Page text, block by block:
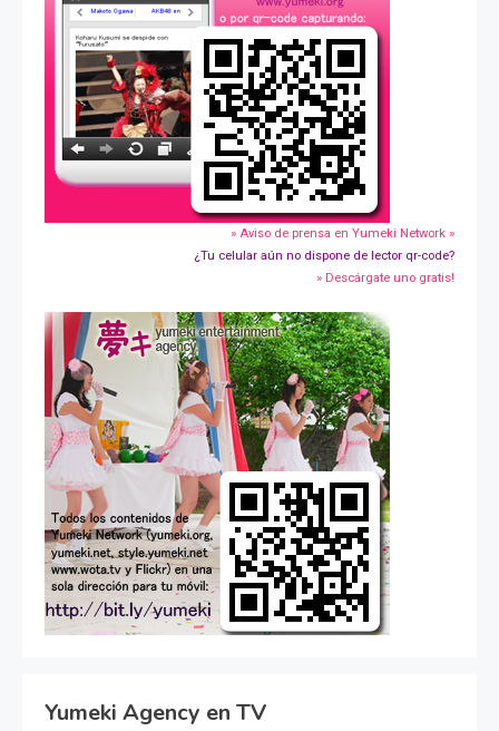
» Aviso de prensa en Yumeki Network »
¿Tu celular aún no dispone de lector qr-code?
» Descárgate uno gratis!
Yumeki Agency en TV